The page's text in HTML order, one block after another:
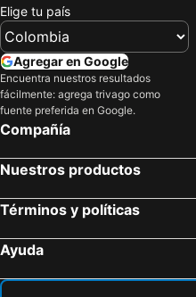
Villa Bella
Four Points By Sheraton Colon
El Otro Lado
Rancho Juancho
Residencial Rio Hato
Elige tu país
Agregar en Google
Encuentra nuestros resultados
fácilmente: agrega trivago como
fuente preferida en Google.
Compañía
Nuestros productos
Términos y políticas
Ayuda